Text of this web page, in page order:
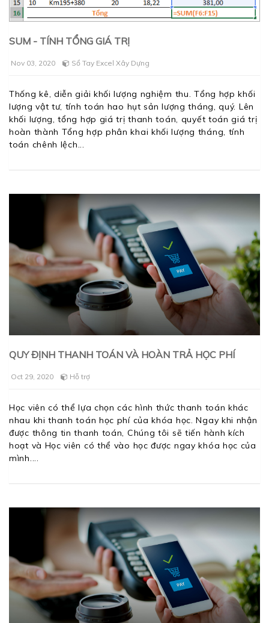
SUM - TÍNH TỔNG GIÁ TRỊ
Nov 03, 2020 Sổ Tay Excel Xây Dựng
Thống kê, diễn giải khối lượng nghiệm thu. Tổng hợp khối
lượng vật tư, tính toán hao hụt sản lượng tháng, quý. Lên
khối lượng, tổng hợp giá trị thanh toán, quyết toán giá trị
hoàn thành Tổng hợp phân khai khối lượng tháng, tính
toán chênh lệch
QUY ĐỊNH THANH TOÁN VÀ HOÀN TRẢ HỌC PHÍ
Oct 29, 2020 Hỗ trợ
Học viên có thể lựa chọn các hình thức thanh toán khác
nhau khi thanh toán học phí của khóa học. Ngay khi nhận
được thông tin thanh toán, Chúng tôi sẽ tiến hành kích
hoạt và Học viên có thể vào học được ngay khóa học của
mình.